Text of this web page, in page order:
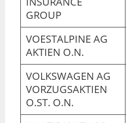
GROUP
VOESTALPINE AG
AKTIEN O.N.
VOLKSWAGEN AG
VORZUGSAKTIEN
O.ST. O.N.